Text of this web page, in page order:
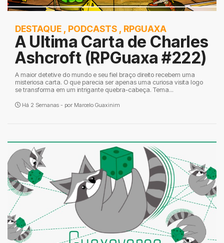
DESTAQUE , PODCASTS , RPGUAXA
A Ultima Carta de Charles
Ashcroft (RPGuaxa #222)
A maior detetive do mundo e seu fiel braço direito recebem uma
misteriosa carta. O que parecia ser apenas uma curiosa visita logo
se transforma em um intrigante quebra-cabeça. Tema...
Há 2 Semanas - por Marcelo Guaxinim